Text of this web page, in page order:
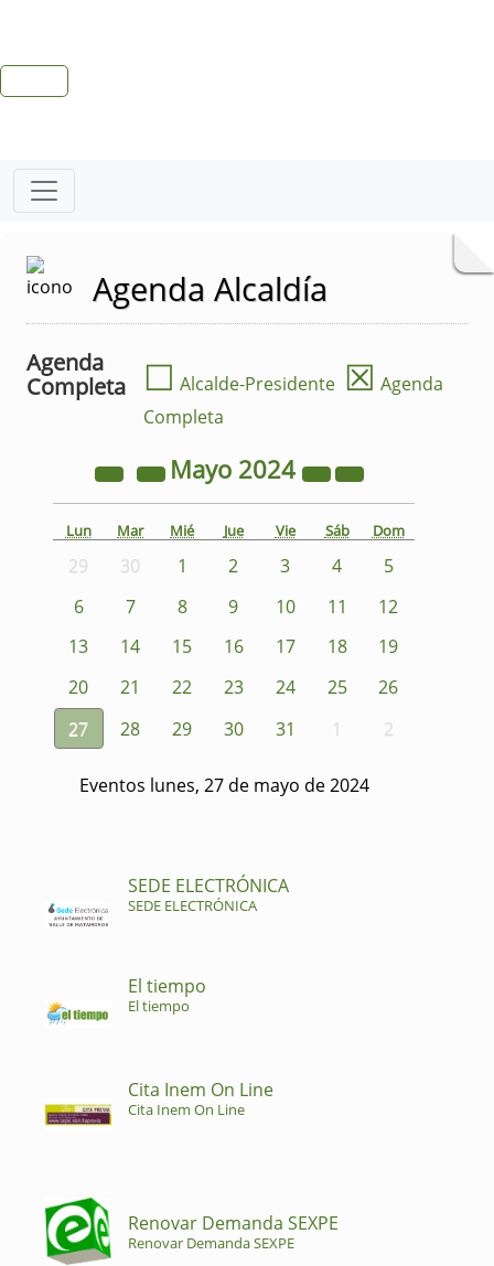
Agenda Alcaldía
Agenda
Completa
☐ Alcalde-Presidente ☒ Agenda
Completa
Mayo 2024
Lun Mar Mié Jue Vie Sáb Dom
29 30 1 2 3 4
5
6
7 8 9 10 11
12
13
14 15 16 17 18
19
20
21 22 23 24 25
26
27
28 29 30 31 1 2
Eventos lunes, 27 de mayo de 2024
SEDE ELECTRÓNICA
SEDE ELECTRÓNICA
El tiempo
El tiempo
Cita Inem On Line
Cita Inem On Line
Renovar Demanda SEXPE
Renovar Demanda SEXPE